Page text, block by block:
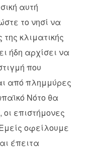
αυτή
το νησί να
κλιματικής
ήδη αρχίσει να
που
από πλημμύρες
Νότο θα
επιστήμονες
οφείλουμε
έπειτα